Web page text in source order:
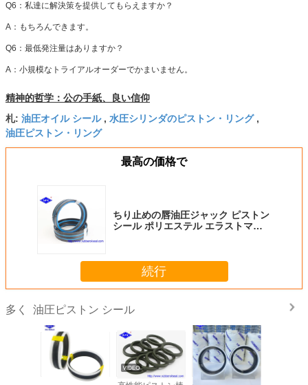
Q6：私達に解決策を提供してもらえますか？
A：もちろんできます。
Q6：最低発注量はありますか？
A：小規模なトライアルオーダーでかまいません。
精神的哲学：公の手紙、良い信仰
札: 油圧オイル シール, 水圧シリンダのピストン・リング,
油圧ピストン・リング
最高の価格で
ちり止めの唇油圧ジャック ピストン
シール ポリエステル エラストマー
続行
多く 油圧ピストン シール